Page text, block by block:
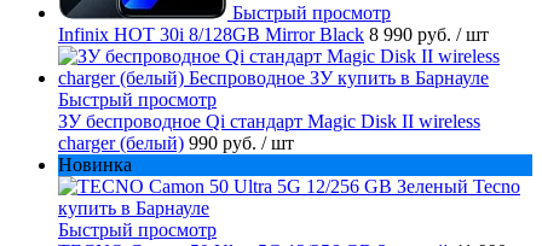
Быстрый просмотр
Infinix HOT 30i 8/128GB Mirror Black 8 990 руб. / шт
Быстрый просмотр
ЗУ беспроводное Qi стандарт Magic Disk II wireless
charger (белый) 990 руб. / шт
Новинка
Быстрый просмотр